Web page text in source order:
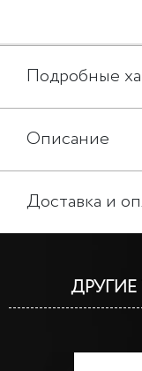
Подробные
Описание
Доставка и